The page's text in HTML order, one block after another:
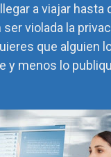
a viajar hasta
violada la
que alguien
y menos lo